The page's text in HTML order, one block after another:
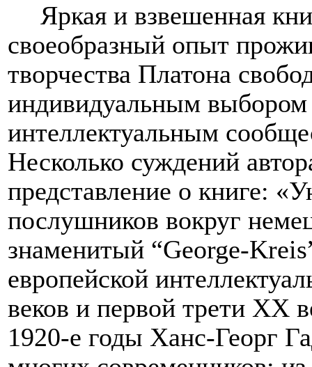
Яркая и взвешенная
своеобразный опыт
творчества Платона
индивидуальным
интеллектуальным
Несколько суждений
представление о книге:
послушников вокруг
знаменитый “George-Kreis
европейской
веков и первой трети ХХ
1920-е годы Ханс-Георг